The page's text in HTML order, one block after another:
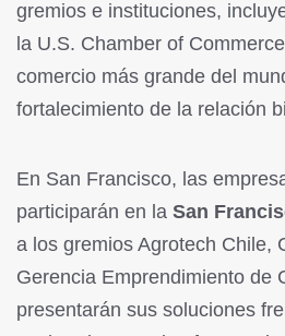
gremios e instituciones,
la U.S. Chamber of
comercio más grande del
fortalecimiento de la relación
En San Francisco, las
participarán en la San
a los gremios Agrotech Chile,
Gerencia Emprendimiento de
presentarán sus soluciones